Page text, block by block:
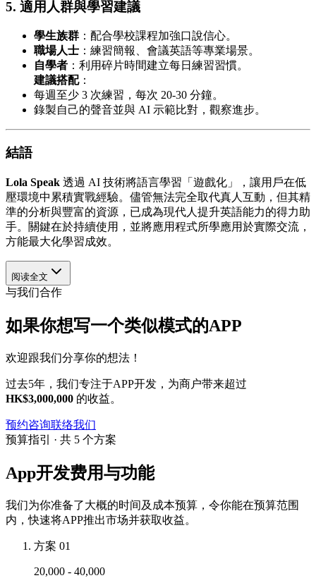
5. 適用人群與學習建議
學生族群 ：配合學校課程加強口說信心。
職場人士 ：練習簡報、會議英語等專業場景。
自學者 ：利用碎片時間建立每日練習習慣。
建議搭配：
每週至少 3 次練習，每次 20-30 分鐘。
錄製自己的聲音並與 AI 示範比對，觀察進步。
結語
Lola Speak 透過 AI 技術將語言學習「遊戲化」，讓用戶在低
壓環境中累積實戰經驗。儘管無法完全取代真人互動，但其精
準的分析與豐富的資源，已成為現代人提升英語能力的得力助
手。關鍵在於持續使用，並將應用程式所學應用於實際交流，
方能最大化學習成效。
阅读全文
与我们合作
如果你想写一个类似模式的APP
欢迎跟我们分享你的想法！
过去5年，我们专注于APP开发，为商户带来超过
HK$3,000,000 的收益。
预约咨询联络我们
预算指引 · 共 5 个方案
App开发费用与功能
我们为你准备了大概的时间及成本预算，令你能在预算范围
内，快速将APP推出市场并获取收益。
方案 01
20,000 - 40,000